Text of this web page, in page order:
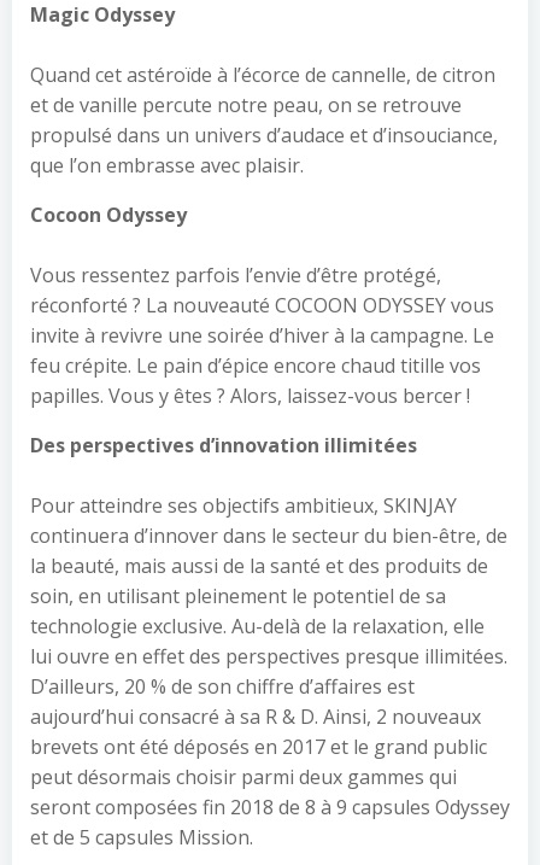
Magic Odyssey
Quand cet astéroïde à l’écorce de cannelle, de citron
et de vanille percute notre peau, on se retrouve
propulsé dans un univers d’audace et d’insouciance,
que l’on embrasse avec plaisir.
Cocoon Odyssey
Vous ressentez parfois l’envie d’être protégé,
réconforté ? La nouveauté COCOON ODYSSEY vous
invite à revivre une soirée d’hiver à la campagne. Le
feu crépite. Le pain d’épice encore chaud titille vos
papilles. Vous y êtes ? Alors, laissez-vous bercer !
Des perspectives d’innovation illimitées
Pour atteindre ses objectifs ambitieux, SKINJAY
continuera d’innover dans le secteur du bien-être, de
la beauté, mais aussi de la santé et des produits de
soin, en utilisant pleinement le potentiel de sa
technologie exclusive. Au-delà de la relaxation, elle
lui ouvre en effet des perspectives presque illimitées.
D’ailleurs, 20 % de son chiffre d’affaires est
aujourd’hui consacré à sa R & D. Ainsi, 2 nouveaux
brevets ont été déposés en 2017 et le grand public
peut désormais choisir parmi deux gammes qui
seront composées fin 2018 de 8 à 9 capsules Odyssey
et de 5 capsules Mission.